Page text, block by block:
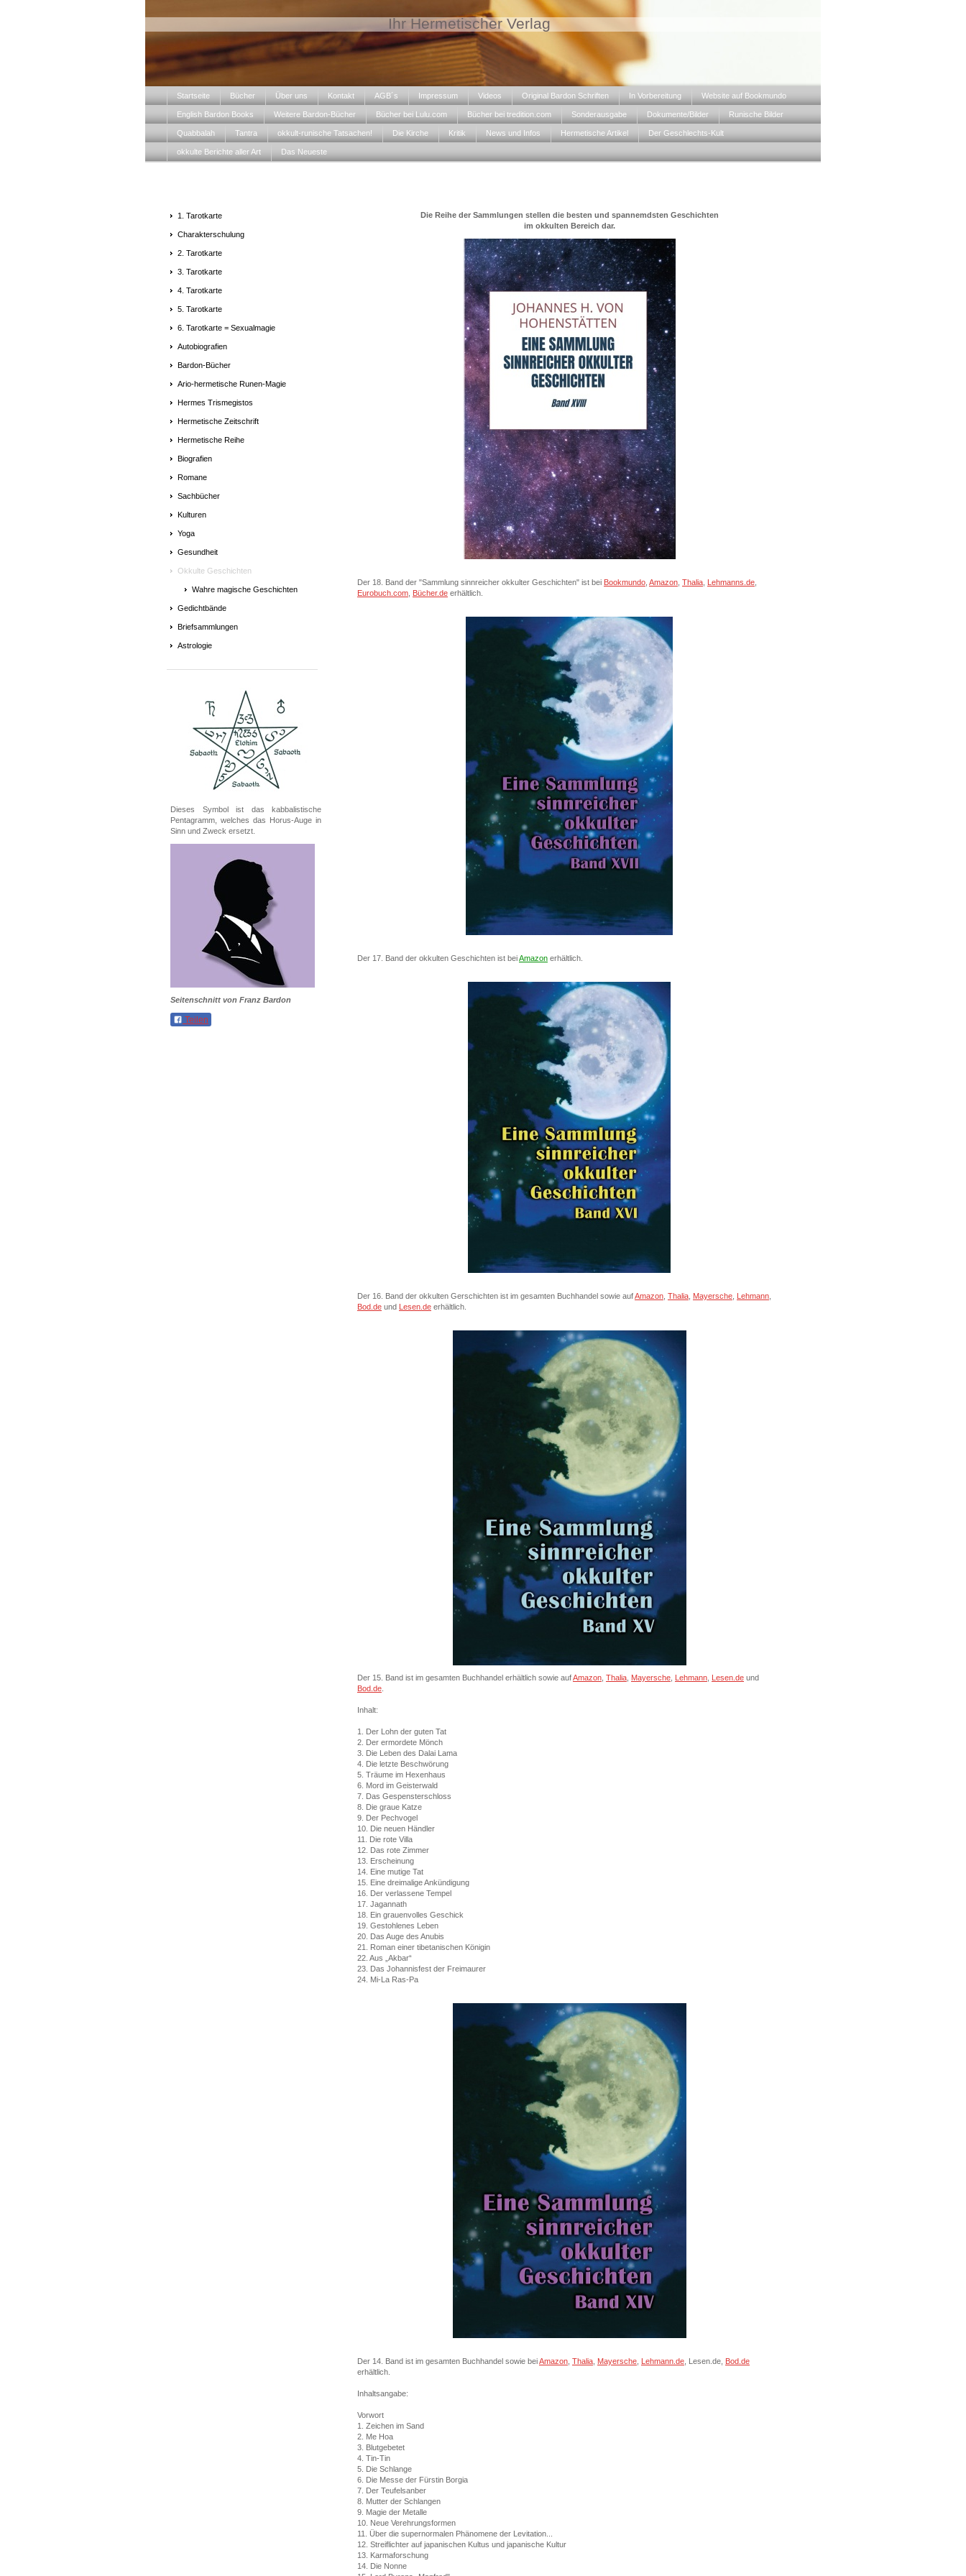
Ihr Hermetischer Verlag
Startseite Bücher Über uns Kontakt AGB´s Impressum Videos Original Bardon Schriften In Vorbereitung Website auf Bookmundo
English Bardon Books Weitere Bardon-Bücher Bücher bei Lulu.com Bücher bei tredition.com Sonderausgabe Dokumente/Bilder Runische Bilder
Quabbalah Tantra okkult-runische Tatsachen! Die Kirche Kritik News und Infos Hermetische Artikel Der Geschlechts-Kult
okkulte Berichte aller Art Das Neueste
1. Tarotkarte
Charakterschulung
2. Tarotkarte
3. Tarotkarte
4. Tarotkarte
5. Tarotkarte
6. Tarotkarte = Sexualmagie
Autobiografien
Bardon-Bücher
Ario-hermetische Runen-Magie
Hermes Trismegistos
Hermetische Zeitschrift
Hermetische Reihe
Biografien
Romane
Sachbücher
Kulturen
Yoga
Gesundheit
Okkulte Geschichten
Wahre magische Geschichten
Gedichtbände
Briefsammlungen
Astrologie
Dieses Symbol ist das kabbalistische
Pentagramm, welches das Horus-Auge in
Sinn und Zweck ersetzt.
Seitenschnitt von Franz Bardon
Teilen
Die Reihe der Sammlungen stellen die besten und spannemdsten Geschichten
im okkulten Bereich dar.
Der 18. Band der "Sammlung sinnreicher okkulter Geschichten" ist bei Bookmundo Amazon Thalia Lehmanns.de
Eurobuch.com Bücher.de erhältlich.
Der 17. Band der okkulten Geschichten ist beiAmazon erhältlich.
Der 16. Band der okkulten Gerschichten ist im gesamten Buchhandel sowie aufAmazon Thalia Mayersche Lehmann
Bod.de und Lesen.de erhältlich.
Der 15. Band ist im gesamten Buchhandel erhältlich sowie aufAmazon Thalia Mayersche Lehmann Lesen.de und
Bod.de
Inhalt:
1. Der Lohn der guten Tat
2. Der ermordete Mönch
3. Die Leben des Dalai Lama
4. Die letzte Beschwörung
5. Träume im Hexenhaus
6. Mord im Geisterwald
7. Das Gespensterschloss
8. Die graue Katze
9. Der Pechvogel
10. Die neuen Händler
11. Die rote Villa
12. Das rote Zimmer
13. Erscheinung
14. Eine mutige Tat
15. Eine dreimalige Ankündigung
16. Der verlassene Tempel
17. Jagannath
18. Ein grauenvolles Geschick
19. Gestohlenes Leben
20. Das Auge des Anubis
21. Roman einer tibetanischen Königin
22. Aus „Akbar“
23. Das Johannisfest der Freimaurer
24. Mi-La Ras-Pa
Der 14. Band ist im gesamten Buchhandel sowie beiAmazon Thalia Mayersche Lehmann.de , Lesen.de, Bod.de
erhältlich.
Inhaltsangabe:
Vorwort
1. Zeichen im Sand
2. Me Hoa
3. Blutgebetet
4. Tin-Tin
5. Die Schlange
6. Die Messe der Fürstin Borgia
7. Der Teufelsanber
8. Mutter der Schlangen
9. Magie der Metalle
10. Neue Verehrungsformen
11. Über die supernormalen Phänomene der Levitation...
12. Streiflichter auf japanischen Kultus und japanische Kultur
13. Karmaforschung
14. Die Nonne